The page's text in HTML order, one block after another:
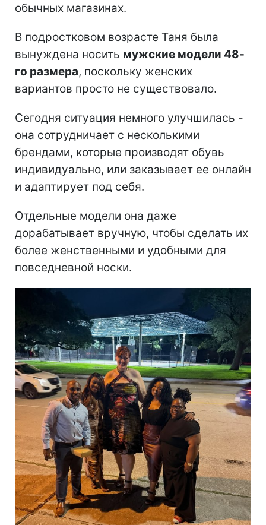
обычных магазинах.
В подростковом возрасте Таня была
вынуждена носить мужские модели 48-
го размера, поскольку женских
вариантов просто не существовало.
Сегодня ситуация немного улучшилась -
она сотрудничает с несколькими
брендами, которые производят обувь
индивидуально, или заказывает ее онлайн
и адаптирует под себя.
Отдельные модели она даже
дорабатывает вручную, чтобы сделать их
более женственными и удобными для
повседневной носки.